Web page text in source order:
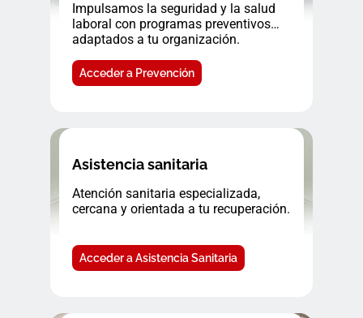
Impulsamos la seguridad y la salud
laboral con programas preventivos
adaptados a tu organización.
Acceder a Prevención
Asistencia sanitaria
Atención sanitaria especializada,
cercana y orientada a tu recuperación.
Acceder a Asistencia Sanitaria